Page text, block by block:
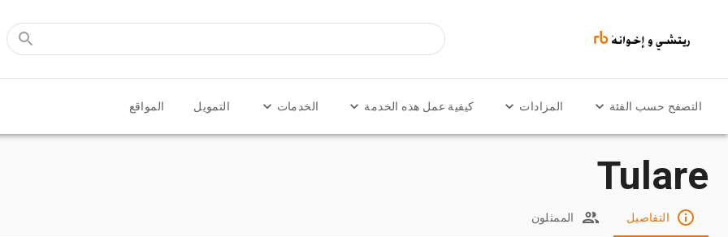
التصفح حسب الفئة المزادات كيفية عمل هذه الخدمة الخدمات التمويل المواقع
Tulare
التفاصيل الممثلون